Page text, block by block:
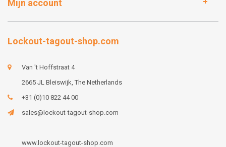
Mijn account
Lockout-tagout-shop.com
Van 't Hoffstraat 4
2665 JL Bleiswijk, The Netherlands
+31 (0)10 822 44 00
sales@lockout-tagout-shop.com
www.lockout-tagout-shop.com